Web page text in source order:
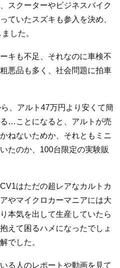
スクーターやビジネスバイク
ていたスズキも参入を決め、
した。
キも不足、それなのに車検不
悪品も多く、社会問題に拍車
、アルト47万円より安くて簡
…ことになると、アルトが売
ねないためか、それともミニ
たのか、100台限定の実験販
はただの超レアなカルトカ
やマイクロカーマニアには大
本気を出して生産していたら
えて困るハメになったでしょ
でした。
る人のレポートや動画を見て